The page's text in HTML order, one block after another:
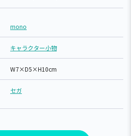
mono
キャラクター小物
W7×D5×H10cm
セガ